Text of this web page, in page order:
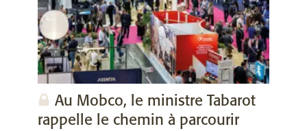
Au Mobco, le ministre Tabarot
rappelle le chemin à parcourir